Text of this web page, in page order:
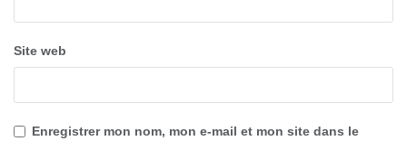
Site web
Enregistrer mon nom, mon e-mail et mon site dans le